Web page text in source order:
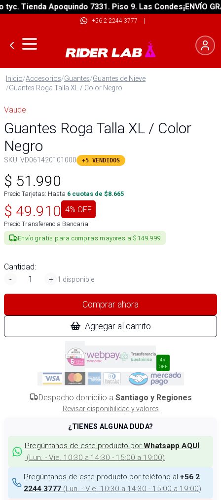
Tienda Apoquindo 7331. Piso 9. Las Condes¡ENVÍO
+56 2 2244 3777 |
Inicio/Accesorios/Guantes/Guantes de Nieve
/Guantes Roga Talla XL / Color Negro
Vaude
Guantes Roga Talla XL / Color
Negro
SKU: VD061420101000 +5 VENDIDOS
$ 51.990
Precio Tarjetas: Hasta 6 cuotas de $8.665
$ 49.910 4% OFF
Precio Transferencia Bancaria
Envío gratis para compras mayores a $149.999
Cantidad:
-
+ 1 disponible
Comprar ahora
Agregar al carrito
4%
OFF
Despacho domicilio a Santiago y Regiones
Revisar disponibilidad y valores
¿TIENES ALGUNA DUDA?
Pregúntanos de este producto por Whatsapp AQUÍ
(Lun. - Vie. 10:30 a 14:30 - 15:00 a 19:00)
Pregúntanos de este producto por teléfono al +56 2
2244 3777 (Lun. - Vie. 10:30 a 14:30 - 15:00 a 19:00)